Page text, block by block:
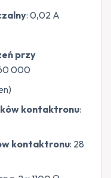
: 0,02 A
przy
000
kontaktronu:
kontaktronu: 28